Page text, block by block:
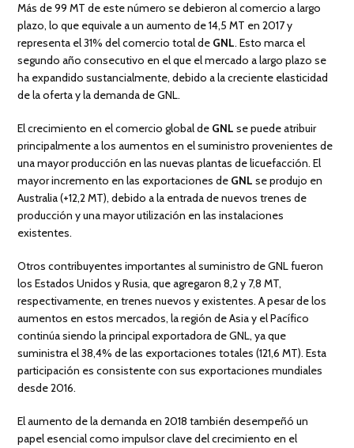
Más de 99 MT de este número se debieron al comercio a largo
plazo, lo que equivale a un aumento de 14,5 MT en 2017 y
representa el 31% del comercio total de GNL. Esto marca el
segundo año consecutivo en el que el mercado a largo plazo se
ha expandido sustancialmente, debido a la creciente elasticidad
de la oferta y la demanda de GNL.
El crecimiento en el comercio global de GNL se puede atribuir
principalmente a los aumentos en el suministro provenientes de
una mayor producción en las nuevas plantas de licuefacción. El
mayor incremento en las exportaciones de GNL se produjo en
Australia (+12,2 MT), debido a la entrada de nuevos trenes de
producción y una mayor utilización en las instalaciones
existentes.
Otros contribuyentes importantes al suministro de GNL fueron
los Estados Unidos y Rusia, que agregaron 8,2 y 7,8 MT,
respectivamente, en trenes nuevos y existentes. A pesar de los
aumentos en estos mercados, la región de Asia y el Pacífico
continúa siendo la principal exportadora de GNL, ya que
suministra el 38,4% de las exportaciones totales (121,6 MT). Esta
participación es consistente con sus exportaciones mundiales
desde 2016.
El aumento de la demanda en 2018 también desempeñó un
papel esencial como impulsor clave del crecimiento en el